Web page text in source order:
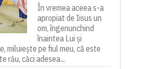
În vremea aceea s-a
apropiat de Iisus un
om, îngenunchind
înaintea Lui și
miluiește pe fiul meu, că este
rău, căci adesea...